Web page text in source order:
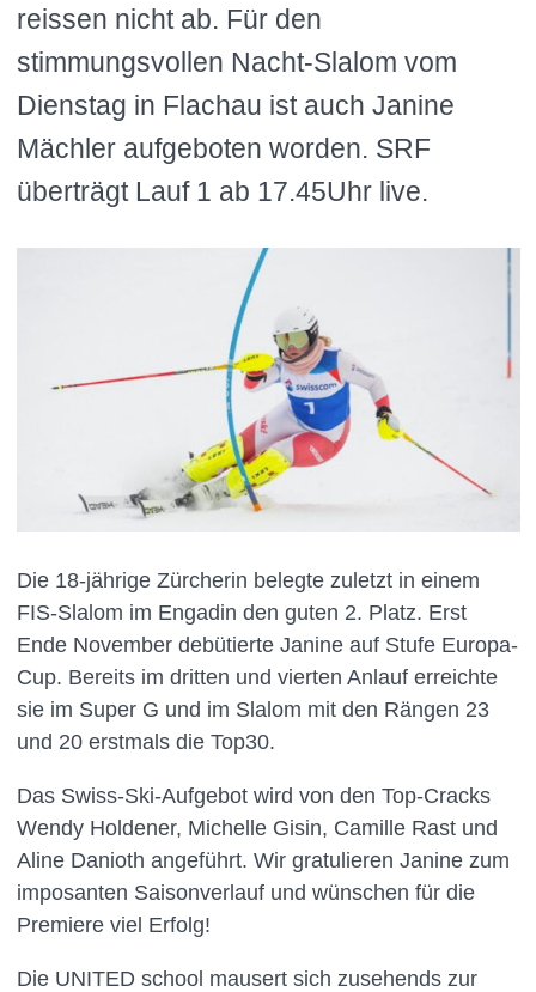
reissen nicht ab. Für den
stimmungsvollen Nacht-Slalom vom
Dienstag in Flachau ist auch Janine
Mächler aufgeboten worden. SRF
überträgt Lauf 1 ab 17.45Uhr live.
Die 18-jährige Zürcherin belegte zuletzt in einem
FIS-Slalom im Engadin den guten 2. Platz. Erst
Ende November debütierte Janine auf Stufe Europa-
Cup. Bereits im dritten und vierten Anlauf erreichte
sie im Super G und im Slalom mit den Rängen 23
und 20 erstmals die Top30.
Das Swiss-Ski-Aufgebot wird von den Top-Cracks
Wendy Holdener, Michelle Gisin, Camille Rast und
Aline Danioth angeführt. Wir gratulieren Janine zum
imposanten Saisonverlauf und wünschen für die
Premiere viel Erfolg!
Die UNITED school mausert sich zusehends zur